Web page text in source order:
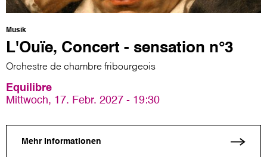
Musik
L'Ouïe, Concert - sensation n°3
Orchestre de chambre fribourgeois
Equilibre
Mittwoch, 17. Febr. 2027 - 19:30
Mehr Informationen